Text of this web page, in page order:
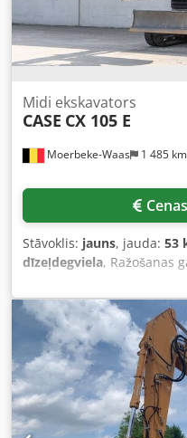
Moerbeke-Waas 1 485 km
Midi ekskavators
CASE CX 105 E
Stāvoklis: jauns, jauda: 53
dīzeļdegviela, Ražošanas
kravas: 9 780 kg. Lai
sazinieties ar KEY-TEC
Askrsf